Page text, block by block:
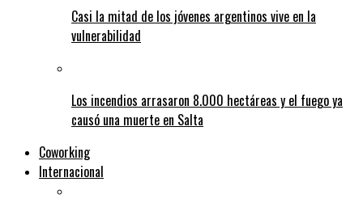
Casi la mitad de los jóvenes argentinos vive en la
vulnerabilidad
Los incendios arrasaron 8.000 hectáreas y el fuego ya
causó una muerte en Salta
Coworking
Internacional